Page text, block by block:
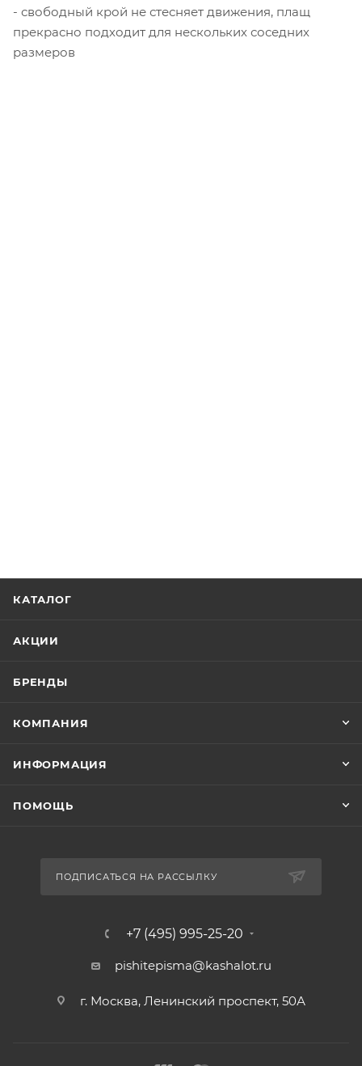
- свободный крой не стесняет движения, плащ
прекрасно подходит для нескольких соседних
размеров
КАТАЛОГ
АКЦИИ
БРЕНДЫ
КОМПАНИЯ
ИНФОРМАЦИЯ
ПОМОЩЬ
ПОДПИСАТЬСЯ НА РАССЫЛКУ
+7 (495) 995-25-20​
pishitepisma@kashalot.ru
г. Москва, Ленинский проспект, 50А​